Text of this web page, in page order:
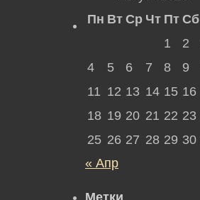
Пн Вт Ср Чт Пт Сб
1
2
4
5 6 7 8 9
11 12 13 14 15 16
18 19 20 21 22 23
25 26 27 28 29 30
« Апр
Метки